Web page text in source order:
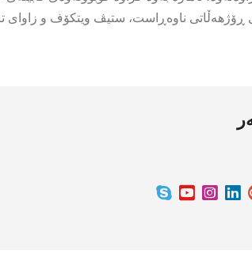
ڕۆژھەڵاتی ناوەڕاست، ستیڤ ویتکۆف و زاوای